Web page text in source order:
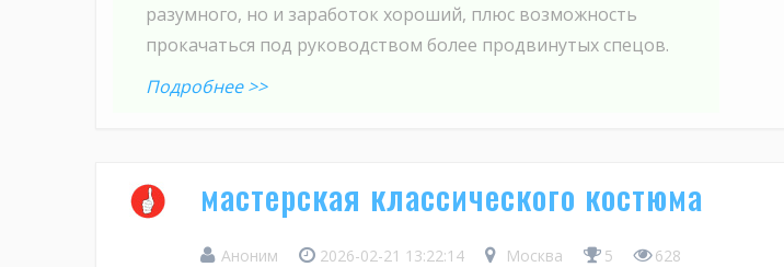
разумного, но и заработок хороший, плюс возможность
прокачаться под руководством более продвинутых спецов.
Подробнее >>
мастерская классического костюма
Аноним 2026-02-21 13:22:14 Москва 5 628